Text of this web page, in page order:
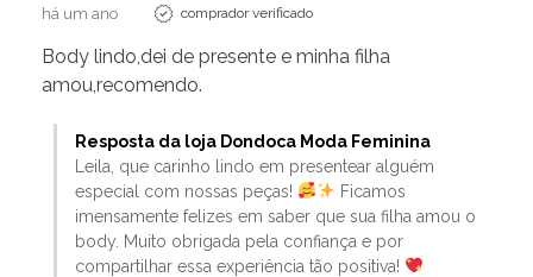
há um ano comprador verificado
Body lindo,dei de presente e minha filha
amou,recomendo.
Resposta da loja Dondoca Moda Feminina
Leila, que carinho lindo em presentear alguém
especial com nossas peças!
Ficamos
imensamente felizes em saber que sua filha amou o
body. Muito obrigada pela confiança e por
compartilhar essa experiência tão positiva!